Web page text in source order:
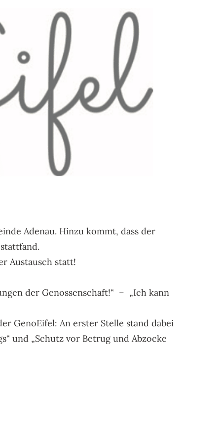
KULTUR &
GESCHICHTE
Adenau. Hinzu kommt, dass der
Austausch statt!
der Genossenschaft!“ – „Ich kann
GenoEifel: An erster Stelle stand dabei
und „Schutz vor Betrug und Abzocke